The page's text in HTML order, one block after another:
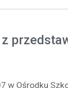
w Ośrodku